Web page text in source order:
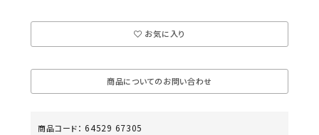
お気に入り
商品についてのお問い合わせ
商品コード： 64529 67305